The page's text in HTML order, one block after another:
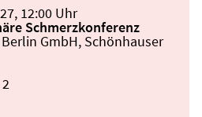
, 12:00 Uhr
Schmerzkonferenz
GmbH, Schönhauser
2